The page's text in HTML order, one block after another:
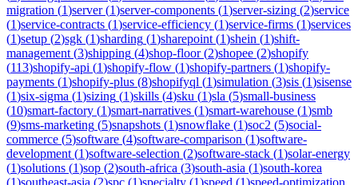
migration (1)server(1)server-components (1)server-sizing (2)service
(1)service-contracts (1)service-efficiency (1)service-firms (1)services
(1)setup (2)sgk (1)sharding (1)sharepoint (1)shein (1)shift-
management (3)shipping (4)shop-floor(2)shopee (2)shopify
(113)shopify-api (1)shopify-flow (1)shopify-partners (1)shopify-
payments (1)shopify-plus (8)shopifyql (1)simulation (3)sis (1)sisense
(1)six-sigma (1)sizing (1)skills (4)sku (1)sla (5)small-business
(10)smart-factory (1)smart-narratives (1)smart-warehouse (1)smb
(9)sms-marketing (5)snapshots (1)snowflake (1)soc2 (5)social-
commerce (5)software (4)software-comparison (1)software-
development (1)software-selection (2)software-stack (1)solar-energy
(1)solutions (1)sop (2)south-africa (3)south-asia (1)south-korea
(1)southeast-asia (2)spc (1)specialty (1)speed (1)speed-optimization